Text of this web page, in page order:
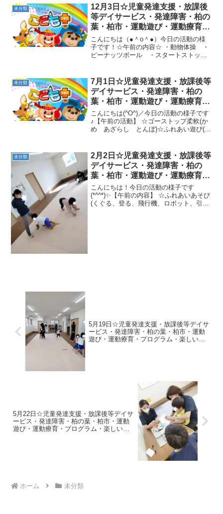
き・とび箱回転ジャンプ☆午後の部☆ ・
音聞きボール集め～ど...
未分類
12月3日☆児童発達支援・放課後
等デイサービス・発達障害・柏の
葉・柏市・運動遊び・運動療育・
プログラム・楽しい療育
こんにちは（●＾o＾●）今日の活動の様
子です！☆午前の内容☆ ・動物体操 ・
ピーナッツボール ・スタートストッ
ルージャンプ ・ぶら下がり☆午後の内
容☆ ・柔軟体操4種 ...
未分類
7月1日☆児童発達支援・放課後等
デイサービス・発達障害・柏の
葉・柏市・運動遊び・運動療育・
プログラム・楽しい療育
こんにちは(^O^)／今日の活動の様子です
♪【午前の活動】 ☆ゴーストップ柔軟(か
め あざらし とんぼ)☆ふれあい遊び(ひ
ッジ)☆ボール拾い→花火ドッカーン！☆
数...
未分類
2月2日☆児童発達支援・放課後等
デイサービス・発達障害・柏の
葉・柏市・運動遊び・運動療育・
プログラム・楽しい療育
こんにちは！今日の活動の様子です
(*^^*)✨【午前の内容】 ☆ふれあいあそび
(くぐる、登る、飛行機、ロボット、引っ
5月19日☆児童発達支援・放課後等デイサ
ービス・発達障害・柏の葉・柏市・運動
遊び・運動療育・プログラム・楽しい療
5月22日☆児童発達支援・放課後等デイサ
ービス・発達障害・柏の葉・柏市・運動
遊び・運動療育・プログラム・楽しい療
ホーム 未分類